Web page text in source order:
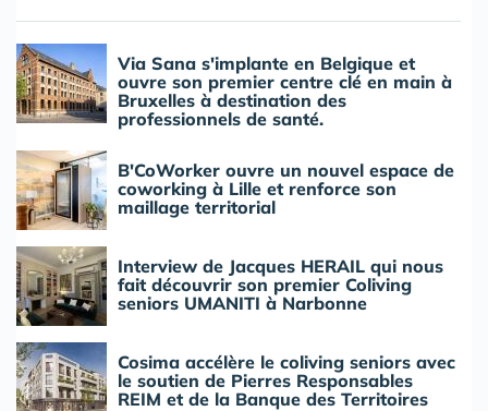
Via Sana s'implante en Belgique et
ouvre son premier centre clé en main à
Bruxelles à destination des
professionnels de santé.
B'CoWorker ouvre un nouvel espace de
coworking à Lille et renforce son
maillage territorial
Interview de Jacques HERAIL qui nous
fait découvrir son premier Coliving
seniors UMANITI à Narbonne
Cosima accélère le coliving seniors avec
le soutien de Pierres Responsables
REIM et de la Banque des Territoires